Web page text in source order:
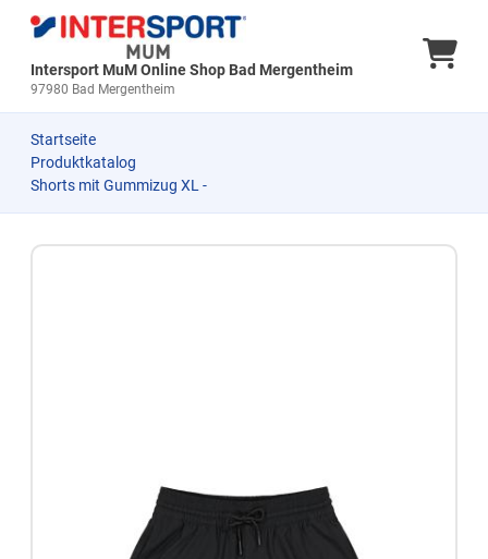
Intersport MuM Online Shop Bad Mergentheim
97980 Bad Mergentheim
Startseite
Produktkatalog
Shorts mit Gummizug XL -